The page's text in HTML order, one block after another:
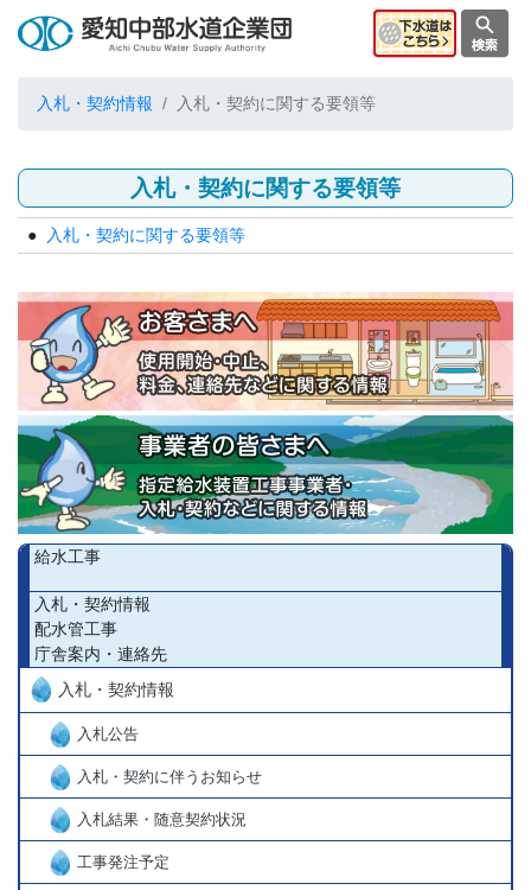
給水工事
入札・契約情報
配水管工事
庁舎案内・連絡先
入札・契約情報
入札公告
入札・契約に伴うお知らせ
入札結果・随意契約状況
工事発注予定
入札・契約情報 入札・契約に関する要領等
入札・契約に関する要領等
入札・契約に関する要領等